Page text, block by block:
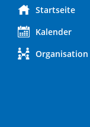
Startseite
Kalender
Organisation